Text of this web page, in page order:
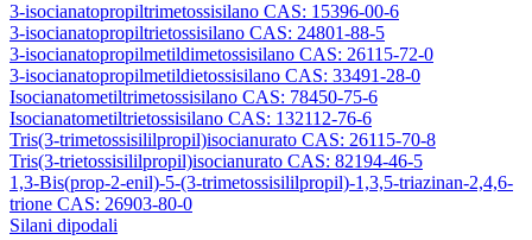
3-isocianatopropiltrimetossisilano CAS: 15396-00-6
3-isocianatopropiltrietossisilano CAS: 24801-88-5
3-isocianatopropilmetildimetossisilano CAS: 26115-72-0
3-isocianatopropilmetildietossisilano CAS: 33491-28-0
Isocianatometiltrimetossisilano CAS: 78450-75-6
Isocianatometiltrietossisilano CAS: 132112-76-6
Tris(3-trimetossisililpropil)isocianurato CAS: 26115-70-8
Tris(3-trietossisililpropil)isocianurato CAS: 82194-46-5
1,3-Bis(prop-2-enil)-5-(3-trimetossisililpropil)-1,3,5-triazinan-2,4,6-
trione CAS: 26903-80-0
Silani dipodali